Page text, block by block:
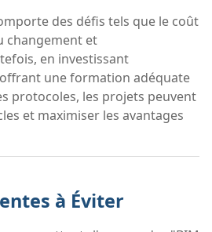
des défis tels que le coût
changement et
en investissant
une formation adéquate
protocoles, les projets peuvent
et maximiser les avantages
à Éviter